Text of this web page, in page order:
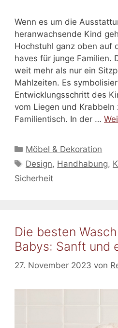
Wenn es um die
heranwachsende Kind
Hochstuhl ganz oben auf
haves für junge Familien.
weit mehr als nur ein
Mahlzeiten. Es
Entwicklungsschritt des
vom Liegen und Krabbeln
Familientisch. In der …
Kategorien
Möbel & Dekoration
Schlagwörter
Design, Handhabung,
Sicherheit
Die besten
Babys: Sanft und
27. November 2023 von